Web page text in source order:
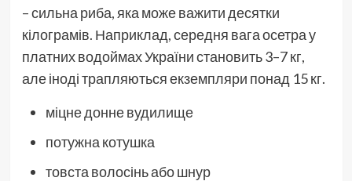
– сильна риба, яка може важити десятки
кілограмів. Наприклад, середня вага осетра у
платних водоймах України становить 3–7 кг,
але іноді трапляються екземпляри понад 15 кг.
міцне донне вудилище
потужна котушка
товста волосінь або шнур